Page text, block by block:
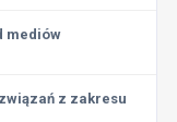
mediów
z zakresu